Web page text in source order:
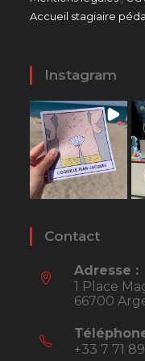
Accueil stagiaire
Instagram
Contact
Adresse :
1 Place
66700
+33 7 71 89